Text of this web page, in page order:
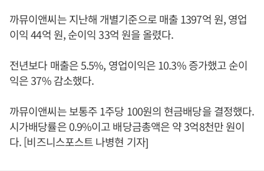
까뮤이앤씨는 지난해 개별기준으로 매출 1397억 원, 영업
이익 44억 원, 순이익 33억 원을 올렸다.
전년보다 매출은 5.5%, 영업이익은 10.3% 증가했고 순이
익은 37% 감소했다.
까뮤이앤씨는 보통주 1주당 100원의 현금배당을 결정했다.
시가배당률은 0.9%이고 배당금총액은 약 3억8천만 원이
다. [비즈니스포스트 나병현 기자]